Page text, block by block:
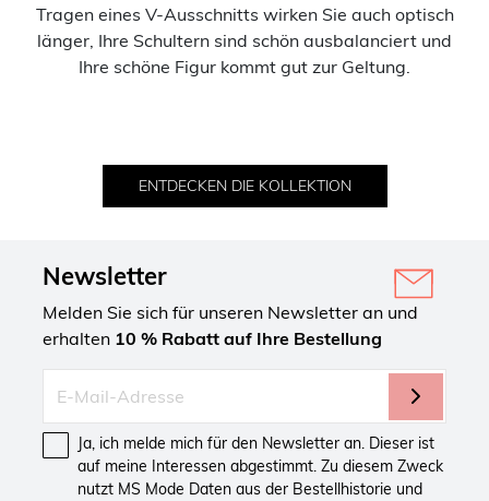
Tragen eines V-Ausschnitts wirken Sie auch optisch
länger, Ihre Schultern sind schön ausbalanciert und
Ihre schöne Figur kommt gut zur Geltung.
ENTDECKEN DIE KOLLEKTION
Newsletter
Melden Sie sich für unseren Newsletter an und
erhalten 10 % Rabatt auf Ihre Bestellung
Ja, ich melde mich für den Newsletter an. Dieser ist
auf meine Interessen abgestimmt. Zu diesem Zweck
nutzt MS Mode Daten aus der Bestellhistorie und